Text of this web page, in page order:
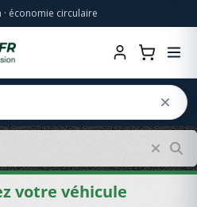
économie circulaire
votre véhicule